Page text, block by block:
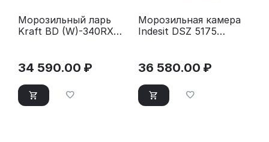
Морозильный ларь
Kraft BD (W)-340RX
34 590.00 ₽
Морозильная камера
Indesit DSZ 5175
36 580.00 ₽